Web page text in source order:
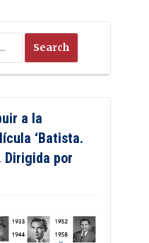
a la
‘Batista.
Dirigida por